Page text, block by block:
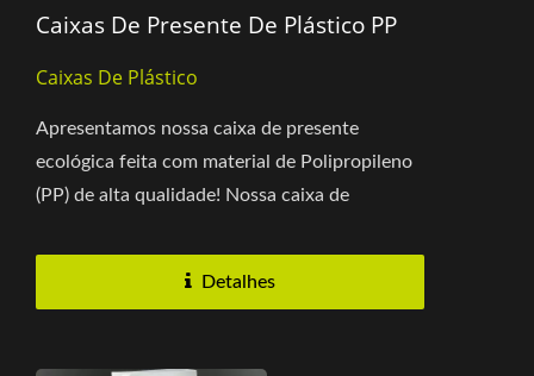
Caixas De Presente De Plástico PP
Caixas De Plástico
Apresentamos nossa caixa de presente
ecológica feita com material de Polipropileno
(PP) de alta qualidade! Nossa caixa de
Detalhes